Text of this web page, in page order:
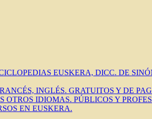
EUSKERA, DICC. DE
INGLÉS. GRATUITOS Y DE
IDIOMAS. PÚBLICOS Y
EN EUSKERA.